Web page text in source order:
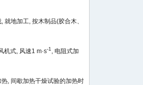
地加工, 按木制品(胶合木、
机式, 风速1 m·s-1 , 电阻式加
, 间歇加热干燥试验的加热时